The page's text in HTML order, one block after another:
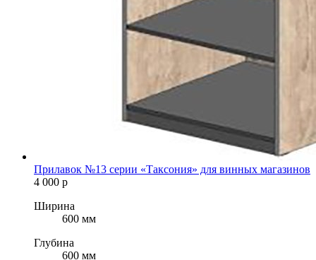
Прилавок №13 серии «Таксония» для винных магазинов
4 000 р
Ширина
600 мм
Глубина
600 мм